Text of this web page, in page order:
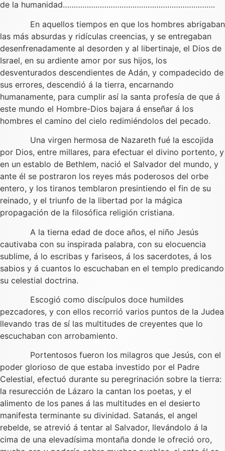
de la humanidad…………………………………………………………….
En aquellos tiempos en que los hombres abrigaban
las más absurdas y ridículas creencias, y se entregaban
desenfrenadamente al desorden y al libertinaje, el Dios de
Israel, en su ardiente amor por sus hijos, los
desventurados descendientes de Adán, y compadecido de
sus errores, descendió á la tierra, encarnando
humanamente, para cumplir así la santa profesía de que á
este mundo el Hombre-Dios bajara á enseñar á los
hombres el camino del cielo redimiéndolos del pecado.
Una virgen hermosa de Nazareth fué la escojida
por Dios, entre millares, para efectuar el divino portento, y
en un establo de Bethlem, nació el Salvador del mundo, y
ante él se postraron los reyes más poderosos del orbe
entero, y los tiranos temblaron presintiendo el fin de su
reinado, y el triunfo de la libertad por la mágica
propagación de la filosófica religión cristiana.
A la tierna edad de doce años, el niño Jesús
cautivaba con su inspirada palabra, con su elocuencia
sublime, á lo escribas y fariseos, á los sacerdotes, á los
sabios y á cuantos lo escuchaban en el templo predicando
su celestial doctrina.
Escogió como discípulos doce humildes
pezcadores, y con ellos recorrió varios puntos de la Judea
llevando tras de sí las multitudes de creyentes que lo
escuchaban con arrobamiento.
Portentosos fueron los milagros que Jesús, con el
poder glorioso de que estaba investido por el Padre
Celestial, efectuó durante su peregrinación sobre la tierra:
la resurección de Lázaro la cantan los poetas, y el
alimento de los panes á las multitudes en el desierto
manifesta terminante su divinidad. Satanás, el angel
rebelde, se atrevió á tentar al Salvador, llevándolo á la
cima de una elevadísima montaña donde le ofreció oro,